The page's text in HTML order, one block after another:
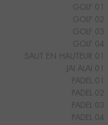
GOLF 01
GOLF 02
GOLF 03
GOLF 04
SAUT EN HAUTEUR 01
JAI ALAI 01
PADEL 01
PADEL 02
PADEL 03
PADEL 04